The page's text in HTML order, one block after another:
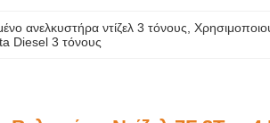
ανελκυστήρα ντίζελ 3 τόνους ,
Diesel 3 τόνους